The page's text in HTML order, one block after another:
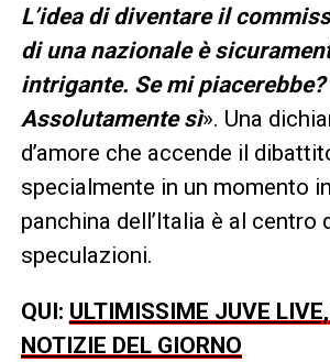
L’idea di diventare il
di una nazionale è
intrigante. Se mi piacerebbe?
Assolutamente sì». Una
d’amore che accende il
specialmente in un momento
panchina dell’Italia è al centro
speculazioni.
QUI: ULTIMISSIME JUVE
NOTIZIE DEL GIORNO